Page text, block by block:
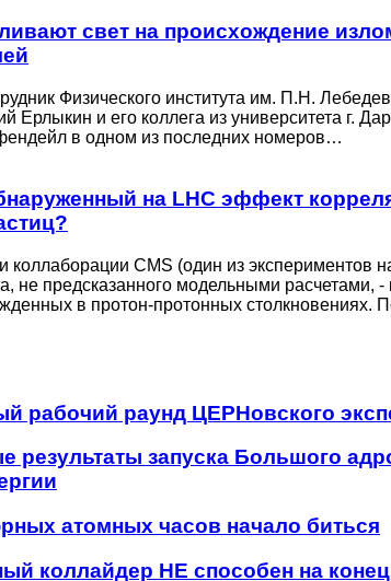
свет на происхождение
Физического института им. П.Н.
Ерлыкин и его коллега из университета г.
в одном из последних номеров…
на LHC эффект
коллаборации CMS (один из экспериментов
не предсказанного модельными расчетами,
в протон-протонных
рабочий раунд ЦЕРНовского
результаты запуска Большого
атомных часов начало биться
коллайдер НЕ способен на конец